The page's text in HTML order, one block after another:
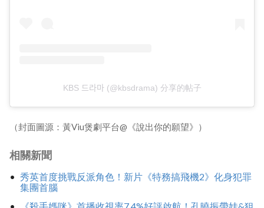
KBS 드라마 (@kbsdrama) 分享的帖子
（封面圖源：黃Viu煲劇平台@《說出你的願望》）
相關新聞
秀英首度挑戰反派角色！新片《特務搞飛機2》化身犯罪
集團首腦
《殺手媽咪》首播收視率7.4%好評啟航！孔曉振帶娃&狙